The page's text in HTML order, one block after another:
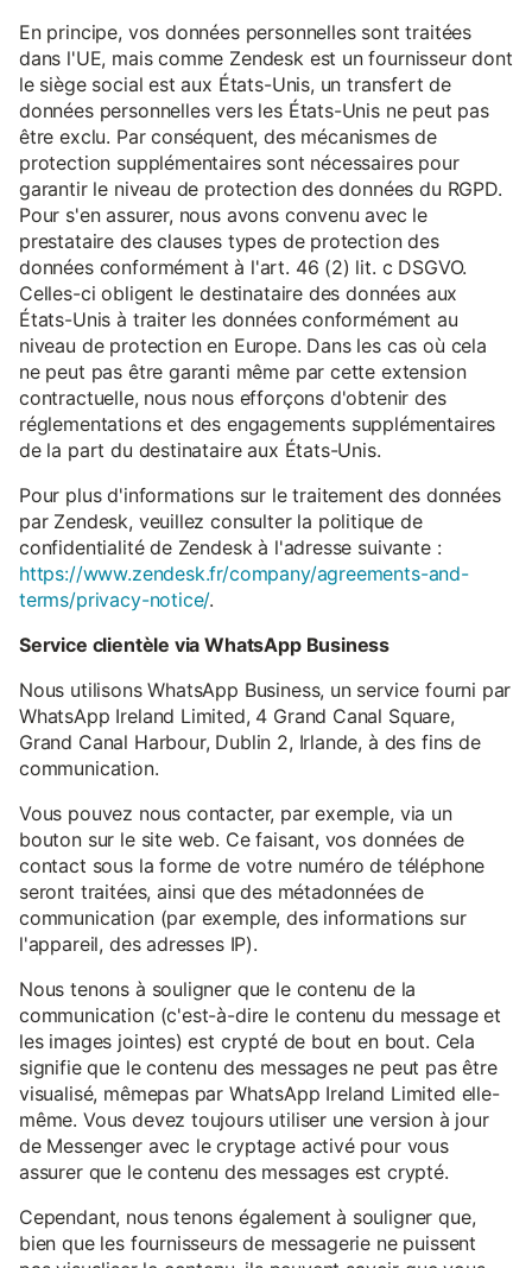
En principe, vos données personnelles sont traitées
dans l'UE, mais comme Zendesk est un fournisseur dont
le siège social est aux États-Unis, un transfert de
données personnelles vers les États-Unis ne peut pas
être exclu. Par conséquent, des mécanismes de
protection supplémentaires sont nécessaires pour
garantir le niveau de protection des données du RGPD.
Pour s'en assurer, nous avons convenu avec le
prestataire des clauses types de protection des
données conformément à l'art. 46 (2) lit. c DSGVO.
Celles-ci obligent le destinataire des données aux
États-Unis à traiter les données conformément au
niveau de protection en Europe. Dans les cas où cela
ne peut pas être garanti même par cette extension
contractuelle, nous nous efforçons d'obtenir des
réglementations et des engagements supplémentaires
de la part du destinataire aux États-Unis.
Pour plus d'informations sur le traitement des données
par Zendesk, veuillez consulter la politique de
confidentialité de Zendesk à l'adresse suivante :
https://www.zendesk.fr/company/agreements-and-
terms/privacy-notice/.
Service clientèle via WhatsApp Business
Nous utilisons WhatsApp Business, un service fourni par
WhatsApp Ireland Limited, 4 Grand Canal Square,
Grand Canal Harbour, Dublin 2, Irlande, à des fins de
communication.
Vous pouvez nous contacter, par exemple, via un
bouton sur le site web. Ce faisant, vos données de
contact sous la forme de votre numéro de téléphone
seront traitées, ainsi que des métadonnées de
communication (par exemple, des informations sur
l'appareil, des adresses IP).
Nous tenons à souligner que le contenu de la
communication (c'est-à-dire le contenu du message et
les images jointes) est crypté de bout en bout. Cela
signifie que le contenu des messages ne peut pas être
visualisé, mêmepas par WhatsApp Ireland Limited elle-
même. Vous devez toujours utiliser une version à jour
de Messenger avec le cryptage activé pour vous
assurer que le contenu des messages est crypté.
Cependant, nous tenons également à souligner que,
bien que les fournisseurs de messagerie ne puissent